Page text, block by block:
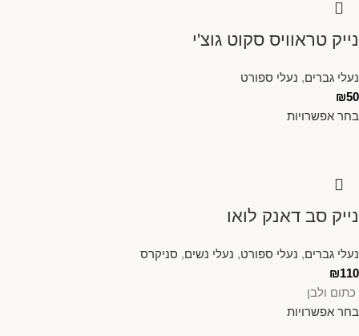
נייק טראוויס סקוט גוצ'י
נעלי גברים, נעלי ספורט
₪50
בחר אפשרויות
נייק סב דאנק לואו
נעלי גברים, נעלי ספורט, נעלי נשים, סניקרס
₪110
כתום ולבן
בחר אפשרויות